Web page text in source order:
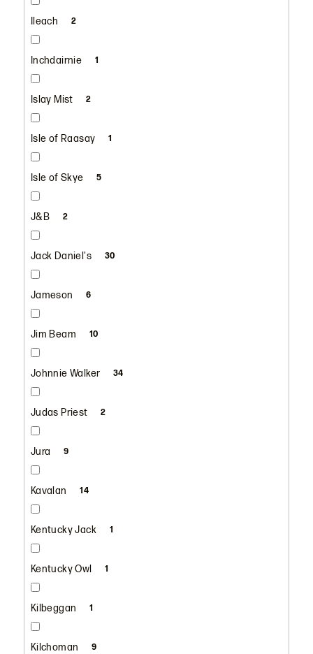
Ileach 2
Inchdairnie 1
Islay Mist 2
Isle of Raasay 1
Isle of Skye 5
J&B 2
Jack Daniel's 30
Jameson 6
Jim Beam 10
Johnnie Walker 34
Judas Priest 2
Jura 9
Kavalan 14
Kentucky Jack 1
Kentucky Owl 1
Kilbeggan 1
Kilchoman 9